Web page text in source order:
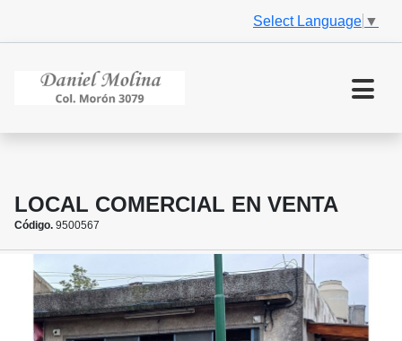
Select Language ▼
LOCAL COMERCIAL EN VENTA
Código. 9500567